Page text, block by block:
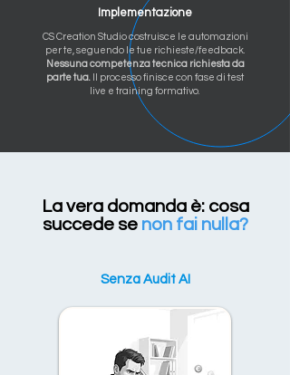
Implementazione
CS Creation Studio costruisce le automazioni
per te, seguendo le tue richieste/feedback.
Nessuna competenza tecnica richiesta da
parte tua.
Il processo finisce con fase di test
live e training formativo.
La vera domanda è: cosa
succede se non fai nulla?
Senza Audit AI